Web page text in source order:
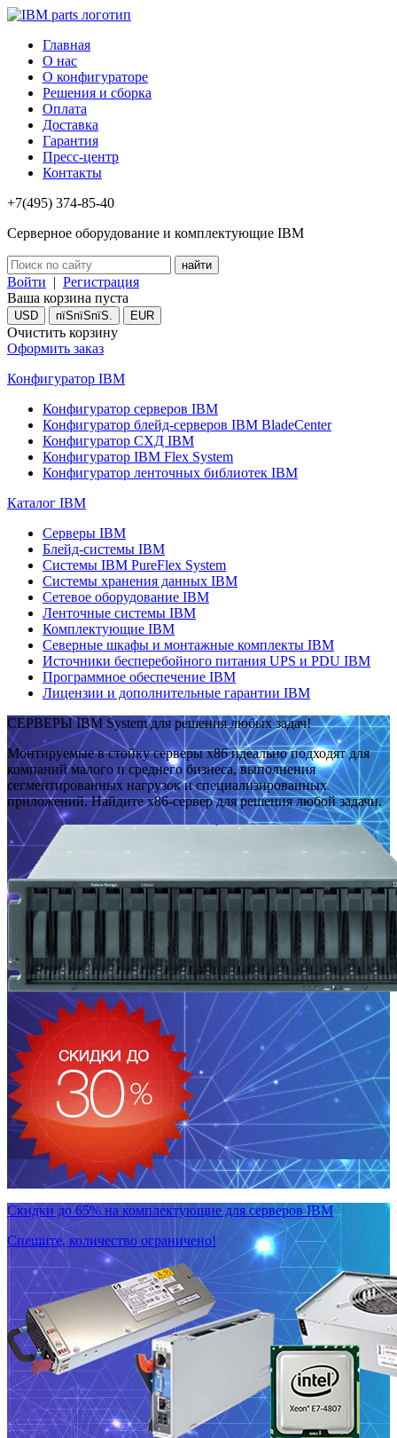
Главная
О нас
О конфигураторе
Решения и сборка
Оплата
Доставка
Гарантия
Пресс-центр
Контакты
+7(495) 374-85-40
Серверное оборудование и комплектующие IBM
Войти | Регистрация
Ваша корзина пуста
USD пїЅпїЅпїЅ. EUR
Очистить корзину
Оформить заказ
Конфигуратор IBM
Конфигуратор серверов IBM
Конфигуратор блейд-серверов IBM BladeCenter
Конфигуратор СХД IBM
Конфигуратор IBM Flex System
Конфигуратор ленточных библиотек IBM
Каталог IBM
Серверы IBM
Блейд-системы IBM
Системы IBM PureFlex System
Системы хранения данных IBM
Сетевое оборудование IBM
Ленточные системы IBM
Комплектующие IBM
Северные шкафы и монтажные комплекты IBM
Источники бесперебойного питания UPS и PDU IBM
Программное обеспечение IBM
Лицензии и дополнительные гарантии IBM
СЕРВЕРЫ IBM System для решения любых задач!
Монтируемые в стойку серверы x86 идеально подходят для
компаний малого и среднего бизнеса, выполнения
сегментированных нагрузок и специализированных
приложений. Найдите x86-сервер для решения любой задачи.
Скидки до 65% на комплектующие для серверов IBM
Спешите, количество ограничено!